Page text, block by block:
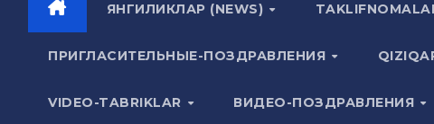
ЯНГИЛИКЛАР (NEWS)
ПРИГЛАСИТЕЛЬНЫЕ-ПОЗДРАВЛЕНИЯ
VIDEO-TABRIKLAR ВИДЕО-ПОЗДРАВЛЕНИЯ